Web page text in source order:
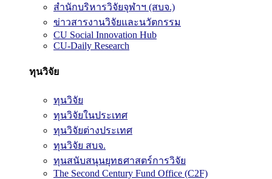
สำนักบริหารวิจัยจุฬาฯ (สบจ.)
ข่าวสารงานวิจัยและนวัตกรรม
CU Social Innovation Hub
CU-Daily Research
ทุนวิจัย
ทุนวิจัย
ทุนวิจัยในประเทศ
ทุนวิจัยต่างประเทศ
ทุนวิจัย สบจ.
ทุนสนับสนุนยุทธศาสตร์การวิจัย
The Second Century Fund Office (C2F)